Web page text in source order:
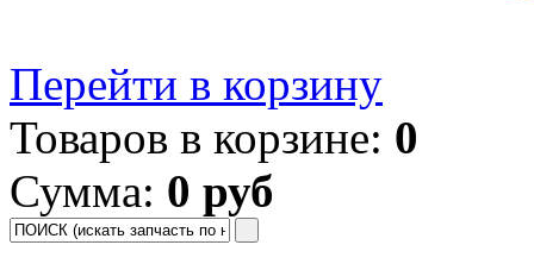
Перейти в корзину
Товаров в корзине: 0
Сумма: 0 руб